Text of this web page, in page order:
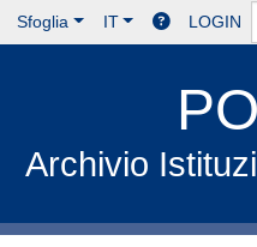
Sfoglia IT LOGIN
Archivio